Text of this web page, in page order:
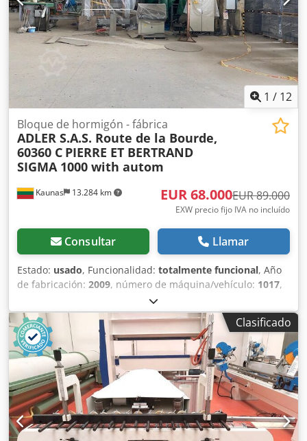
1 / 12
Kaunas 13.284 km
Bloque de hormigón - fábrica
ADLER S.A.S. Route de la Bourde,
60360 C PIERRE ET BERTRAND
SIGMA 1000 with autom
EUR 68.000EUR 89.000
EXW precio fijo IVA no incluído
Consultar Llamar
Estado: usado, Funcionalidad: totalmente funcional, Año
de fabricación: 2009, número de máquina/vehículo: 1017,
Línea de producción usada para bloques de hormigón (y
arcilla expandida). La línea se utilizaba para producir
bloques de hormigón utilizando arcilla expandida. Desde
2023-08, la línea ya no está en funcionamiento, se ha
conservado. Línea de bloques en orden: - 2 pcs. silos
pequeños (con vibro, con aletas neumáticas). -
Transportador de suministro de materia prima a la tolva
de pesaje. - Tolva de pesaje. - Transportador de suministro
de materia prima desde la tolva de pesaje hasta la
mezcladora. - Mezcladora FK Machinery (Polonia, 2022,
Clasificado